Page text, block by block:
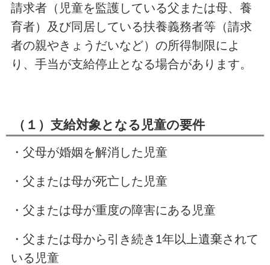
請求者（児童を監護している父または母、養
育者）及び同居している扶養義務者等（請求
者の親やきょうだいなど）の所得制限によ
り、手当が支給停止となる場合があります。
（１）支給対象となる児童の要件
・父母が婚姻を解消した児童
・父または母が死亡した児童
・父または母が重度の障害にある児童
・父または母から引き続き1年以上遺棄されて
いる児童